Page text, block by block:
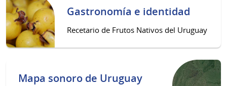
Gastronomía e identidad
Recetario de Frutos Nativos del Uruguay
Mapa sonoro de Uruguay